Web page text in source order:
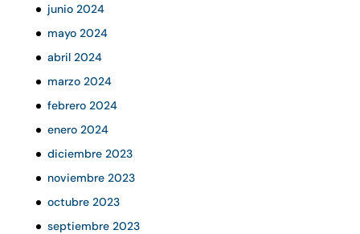
junio 2024
mayo 2024
abril 2024
marzo 2024
febrero 2024
enero 2024
diciembre 2023
noviembre 2023
octubre 2023
septiembre 2023